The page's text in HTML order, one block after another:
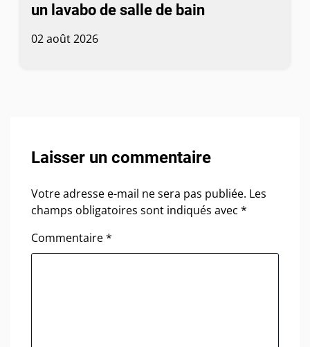
un lavabo de salle de bain
02 août 2026
Laisser un commentaire
Votre adresse e-mail ne sera pas publiée. Les
champs obligatoires sont indiqués avec *
Commentaire*